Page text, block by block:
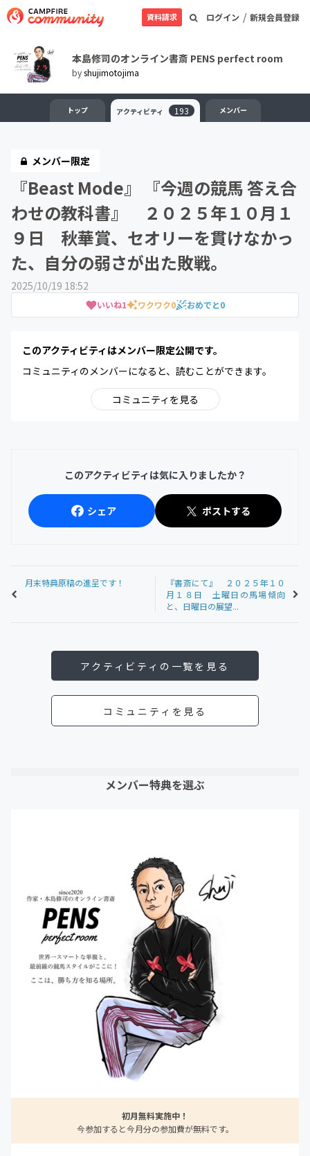
ログイン / 新規会員登録
資料請求
本島修司のオンライン書斎 PENS perfect room
byshujimotojima
トップ アクティビティ 193 メンバー
メンバー限定
『Beast Mode』 『今週の競馬 答え合
わせの教科書』 ２０２５年１０月１
９日 秋華賞、セオリーを貫けなかっ
た、自分の弱さが出た敗戦。
2025/10/19 18:52
いいね1 ワクワク0 おめでと0
このアクティビティはメンバー限定公開です。
コミュニティのメンバーになると、読むことができます。
コミュニティを見る
このアクティビティは気に入りましたか？
シェア ポストする
月末特典原稿の進呈です！
『書斎にて』 ２０２５年１０
月１８日 土曜日の馬場傾向
と、日曜日の展望...
アクティビティの一覧を見る
コミュニティを見る
メンバー特典を選ぶ
初月無料実施中！
今参加すると今月分の参加費が無料です。